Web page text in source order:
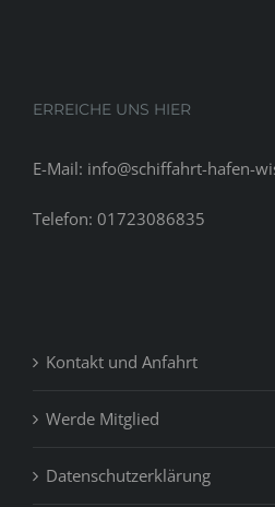
ERREICHE UNS HIER
E-Mail: info@schiffahrt-hafen-
Telefon: 01723086835
Kontakt und Anfahrt
Werde Mitglied
Datenschutzerklärung